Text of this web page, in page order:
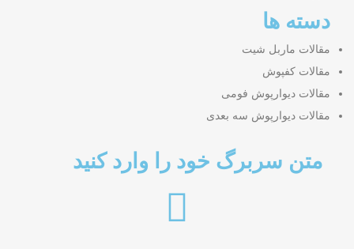
دسته ها
مقالات ماربل شیت
مقالات کفپوش
مقالات دیوارپوش فومی
مقالات دیوارپوش سه بعدی
متن سربرگ خود را وارد کنید